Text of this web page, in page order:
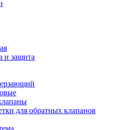
и защита
для обратных клапанов